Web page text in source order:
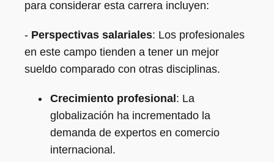
para considerar esta carrera incluyen:
- Perspectivas salariales: Los profesionales
en este campo tienden a tener un mejor
sueldo comparado con otras disciplinas.
Crecimiento profesional : La
globalización ha incrementado la
demanda de expertos en comercio
internacional.